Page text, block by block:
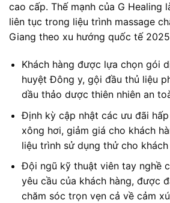
cao cấp. Thế mạnh của G Healing
liên tục trong liệu trình massage
Giang theo xu hướng quốc tế
Khách hàng được lựa chọn gói
huyệt Đông y, gội đầu thủ liệu
dầu thảo dược thiên nhiên an
Định kỳ cập nhật các ưu đãi
xông hơi, giảm giá cho khách
liệu trình sử dụng thử cho khách
Đội ngũ kỹ thuật viên tay nghề
yêu cầu của khách hàng, được
chăm sóc trọn vẹn cả về cảm